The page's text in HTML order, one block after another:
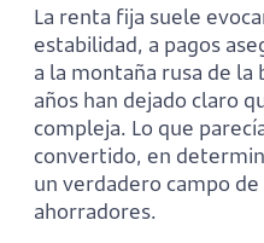
La renta fija suele
estabilidad, a pagos
a la montaña rusa de
años han dejado claro
compleja. Lo que
convertido, en
un verdadero campo
ahorradores.